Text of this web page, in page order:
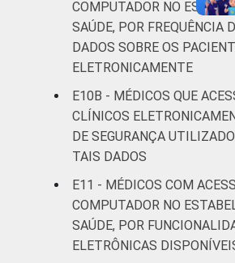
estabelecimentos de saúde
Saúde 2019.
COMPUTADOR NO
SAÚDE, POR FREQUÊNCIA
DADOS SOBRE OS
ELETRONICAMENTE
E10B - MÉDICOS QUE
CLÍNICOS
DE SEGURANÇA
TAIS DADOS
E11 - MÉDICOS COM
COMPUTADOR NO
SAÚDE, POR
ELETRÔNICAS